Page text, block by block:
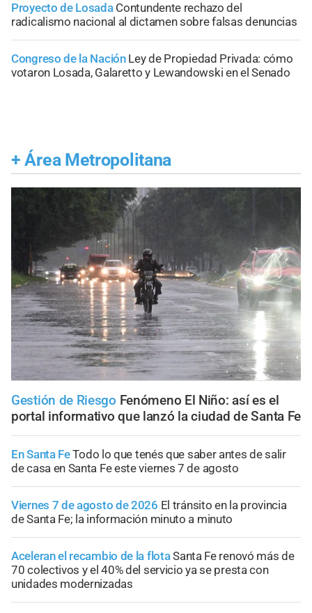
Proyecto de Losada Contundente rechazo del
radicalismo nacional al dictamen sobre falsas denuncias
Congreso de la Nación Ley de Propiedad Privada: cómo
votaron Losada, Galaretto y Lewandowski en el Senado
+ Área Metropolitana
Gestión de Riesgo Fenómeno El Niño: así es el
portal informativo que lanzó la ciudad de Santa Fe
En Santa FeTodo lo que tenés que saber antes de salir
de casa en Santa Fe este viernes 7 de agosto
Viernes 7 de agosto de 2026 El tránsito en la provincia
de Santa Fe; la información minuto a minuto
Aceleran el recambio de la flotaSanta Fe renovó más de
70 colectivos y el 40% del servicio ya se presta con
unidades modernizadas